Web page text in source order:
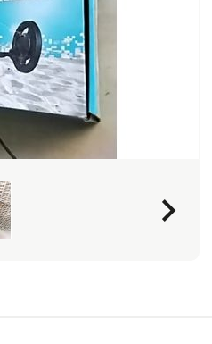
keyboard_arrow_right